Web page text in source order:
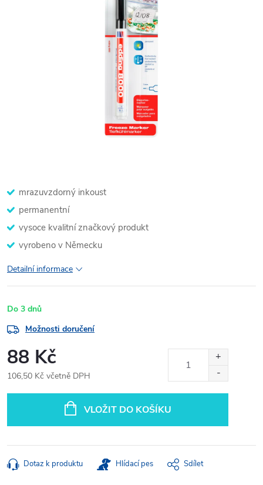
mrazuvzdorný inkoust
permanentní
vysoce kvalitní značkový produkt
vyrobeno v Německu
Detailní informace
Do 3 dnů
Možnosti doručení
88 Kč
106,50 Kč včetně DPH
VLOŽIT DO KOŠÍKU
Dotaz k produktu Hlídací pes Sdílet